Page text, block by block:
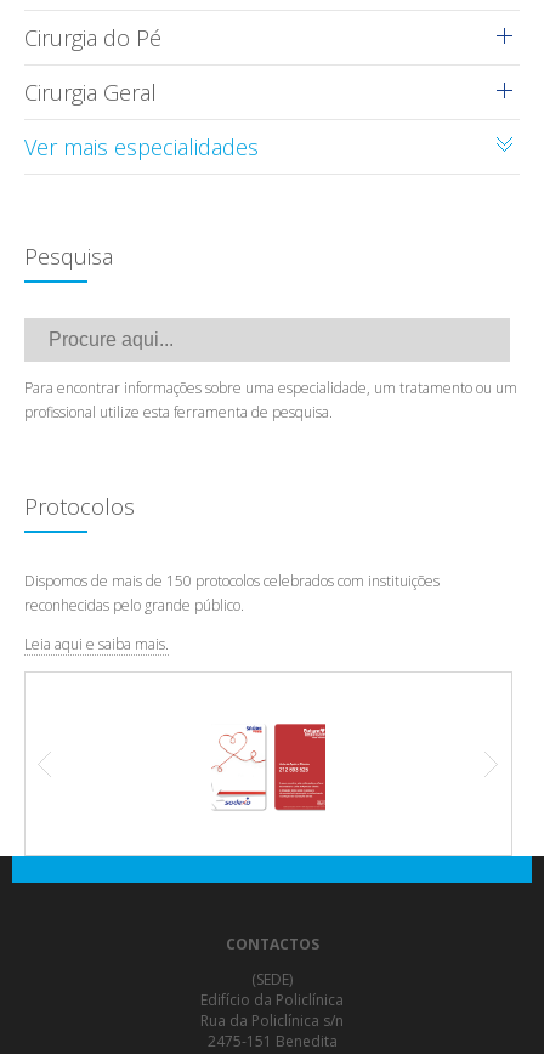
Cirurgia do Pé
Cirurgia Geral
Ver mais especialidades
Pesquisa
Para encontrar informações sobre uma especialidade, um tratamento ou um
profissional utilize esta ferramenta de pesquisa.
Protocolos
Dispomos de mais de 150 protocolos celebrados com instituições
reconhecidas pelo grande público.
Leia aqui e saiba mais.
CONTACTOS
(SEDE)
Edifício da Policlínica
Rua da Policlínica s/n
2475-151 Benedita